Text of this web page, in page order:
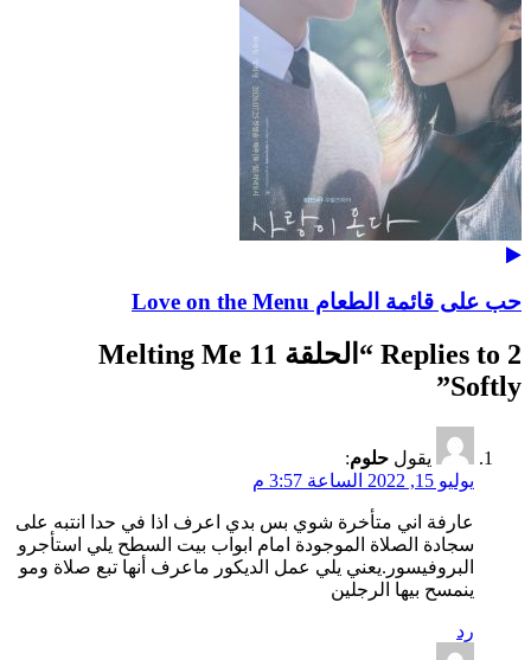
حب على قائمة الطعام Love on the Menu
2 Replies to “
الحلقة 11 Melting Me
Softly
”
يقول حلوم:
يوليو 15, 2022 الساعة 3:57 م
عارفة اني متأخرة شوي بس بدي اعرف اذا في حدا انتبه على
سجادة الصلاة الموجودة امام ابواب بيت السطح يلي استأجرو
البروفيسور.يعني يلي عمل الديكور ماعرف أنها تبع صلاة ومو
ينمسح بيها الرجلين
رد